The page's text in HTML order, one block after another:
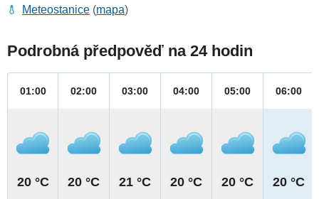
Meteostanice (mapa)
Podrobná předpověď na 24 hodin
01:00
20 °C
02:00
20 °C
03:00
21 °C
04:00
20 °C
05:00
20 °C
06:00
20 °C